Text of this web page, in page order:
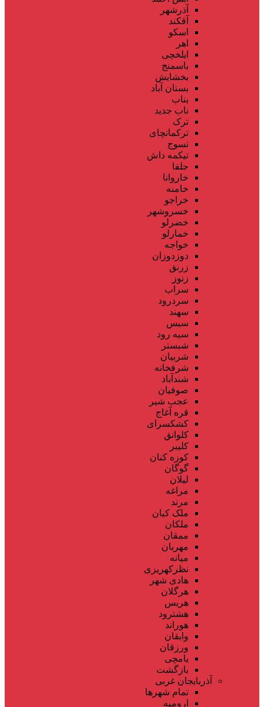
آذرشهر
آقکند
اسکو
اهر
ایلخچی
باسمنج
بخشایش
بستان آباد
بناب
ناب جدید
ترک
ترکمانچای
تسوج
تیکمه داش
جلفا
خاروانا
خامنه
خراجو
خسروشهر
خضرلو
خمارلو
خواجه
دوزدوزان
زرنق
زنوز
سراب
سردرود
سهند
سیس
سیه رود
شبستر
شربیان
شرفخانه
شندآباد
صوفیان
عجب شیر
قره آغاج
کشکسرای
کلوانق
کلیبر
کوزه کنان
گوگان
لیلان
مراغه
مرند
ملک کیان
ملکان
ممقان
مهربان
میانه
نظرکهریزی
هادی شهر
هرگلان
هریس
هشترود
هوراند
وایقان
ورزقان
یامچی
بازگشت
آذربایجان غربی
تمام شهر‌ها
ارومیه